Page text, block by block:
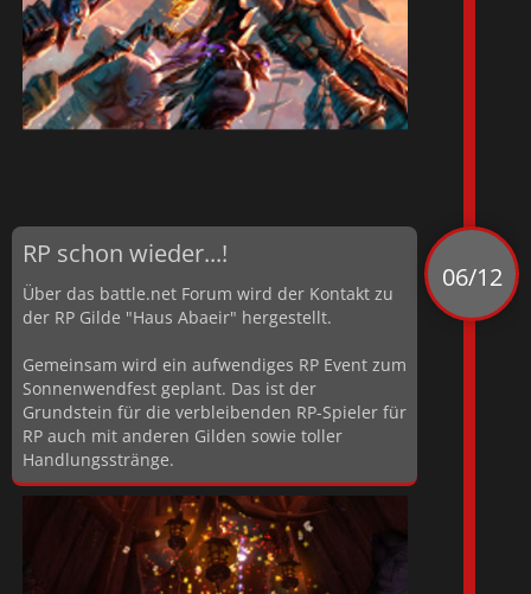
RP schon wieder...!
Über das battle.net Forum wird der Kontakt zu
der RP Gilde "Haus Abaeir" hergestellt.
Gemeinsam wird ein aufwendiges RP Event zum
Sonnenwendfest geplant. Das ist der
Grundstein für die verbleibenden RP-Spieler für
RP auch mit anderen Gilden sowie toller
Handlungsstränge.
06/12